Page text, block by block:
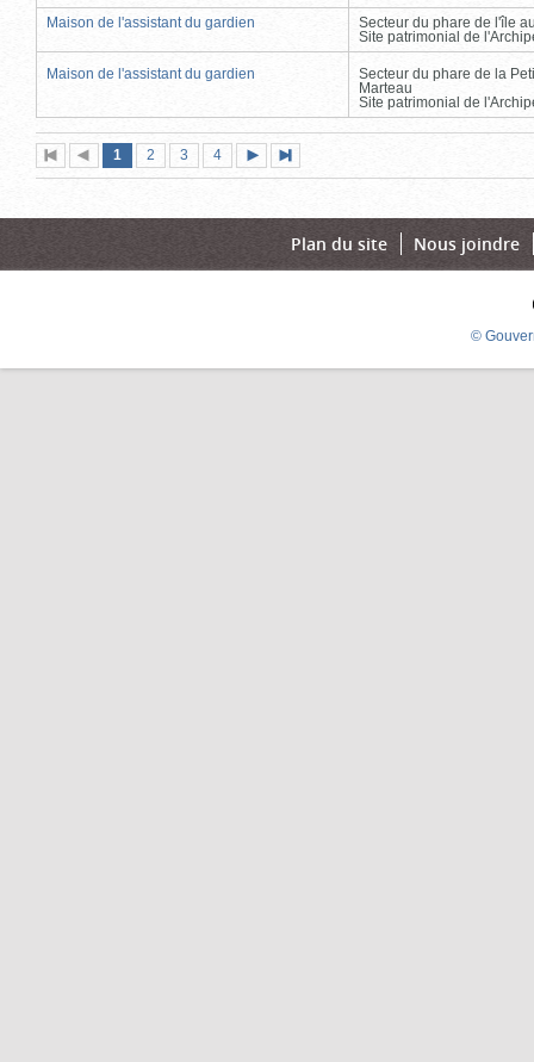
Maison de l'assistant du gardien
Secteur du phare de l'île
Site patrimonial de
Maison de l'assistant du gardien
Secteur du phare de la
Marteau
Site patrimonial de
Première
page
Page
précédente
Page
1 (page
actuelle)
Page
2 Page
3 Page
4
suivante
page
Plan du site Nous joindre
©